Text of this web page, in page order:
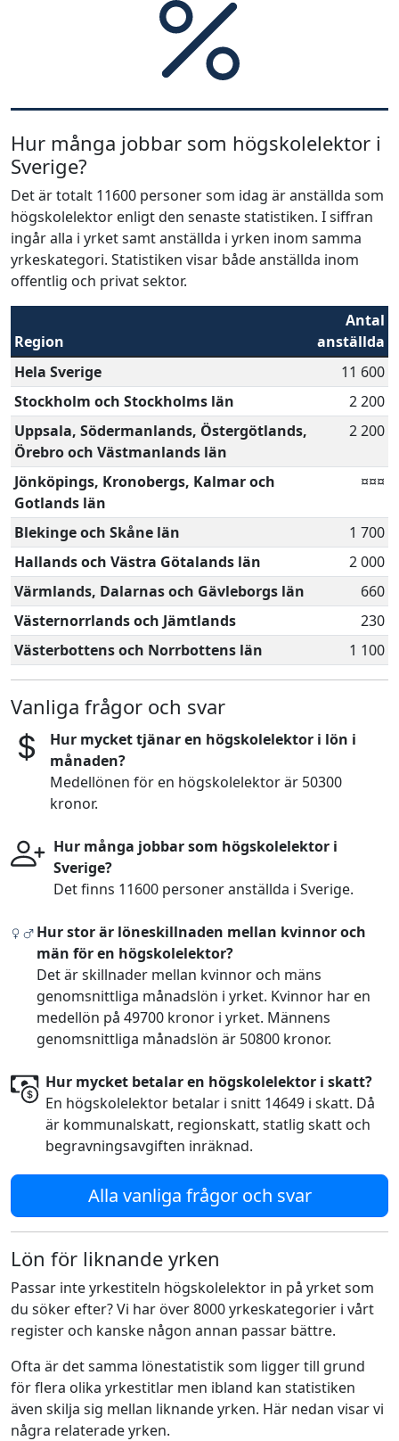
Hur många jobbar som högskolelektor i
Sverige?
Det är totalt 11600 personer som idag är anställda som
högskolelektor enligt den senaste statistiken. I siffran
ingår alla i yrket samt anställda i yrken inom samma
yrkeskategori. Statistiken visar både anställda inom
offentlig och privat sektor.
Region
Antal
anställda
Hela Sverige
11 600
Stockholm och Stockholms län
2 200
Uppsala, Södermanlands, Östergötlands,
Örebro och Västmanlands län
2 200
Jönköpings, Kronobergs, Kalmar och
Gotlands län
¤¤¤
Blekinge och Skåne län
1 700
Hallands och Västra Götalands län
2 000
Värmlands, Dalarnas och Gävleborgs län
660
Västernorrlands och Jämtlands
230
Västerbottens och Norrbottens län
1 100
Vanliga frågor och svar
Hur mycket tjänar en högskolelektor i lön i
månaden?
Medellönen för en högskolelektor är 50300
kronor.
Hur många jobbar som högskolelektor i
Sverige?
Det finns 11600 personer anställda i Sverige.
Hur stor är löneskillnaden mellan kvinnor och
män för en högskolelektor?
Det är skillnader mellan kvinnor och mäns
genomsnittliga månadslön i yrket. Kvinnor har en
medellön på 49700 kronor i yrket. Männens
genomsnittliga månadslön är 50800 kronor.
Hur mycket betalar en högskolelektor i skatt?
En högskolelektor betalar i snitt 14649 i skatt. Då
är kommunalskatt, regionskatt, statlig skatt och
begravningsavgiften inräknad.
Alla vanliga frågor och svar
Lön för liknande yrken
Passar inte yrkestiteln högskolelektor in på yrket som
du söker efter? Vi har över 8000 yrkeskategorier i vårt
register och kanske någon annan passar bättre.
Ofta är det samma lönestatistik som ligger till grund
för flera olika yrkestitlar men ibland kan statistiken
även skilja sig mellan liknande yrken. Här nedan visar vi
några relaterade yrken.